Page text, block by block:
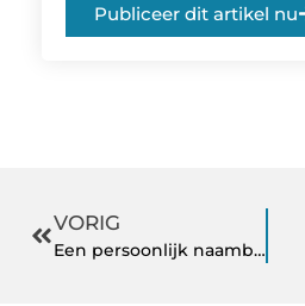
Publiceer dit artikel nu
VORIG
Een persoonlijk naambord bij de voordeur